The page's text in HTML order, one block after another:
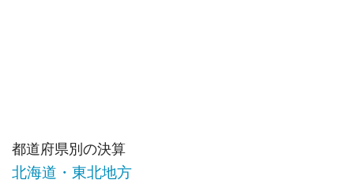
都道府県別の決算
北海道・東北地方